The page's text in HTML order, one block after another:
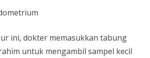
ini, dokter memasukkan tabung
untuk mengambil sampel kecil